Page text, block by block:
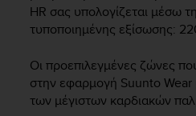
HR σας υπολογίζεται μέσω
τυποποιημένης εξίσωσης:
Οι προεπιλεγμένες ζώνες
στην εφαρμογή Suunto
των μέγιστων καρδιακών